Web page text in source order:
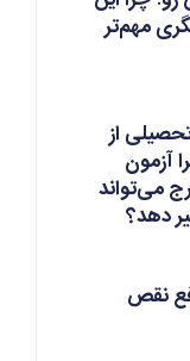
از